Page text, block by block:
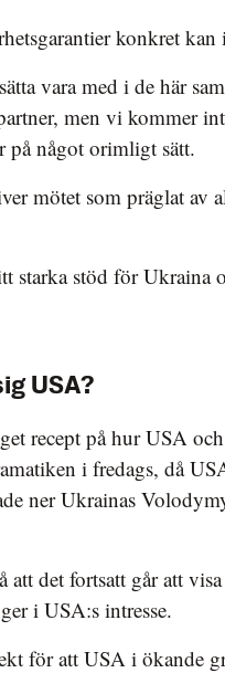
konkret kan
vara med i de här
men vi kommer
på något orimligt sätt.
mötet som präglat av
starka stöd för Ukraina
USA?
recept på hur USA
i fredags, då
ner Ukrainas
att det fortsatt går att
i USA:s intresse.
för att USA i ökande